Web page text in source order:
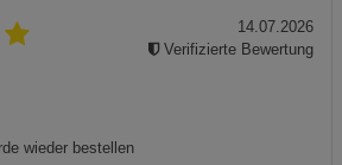
wieder bestellen
14.07.2026
Verifizierte Bewertung